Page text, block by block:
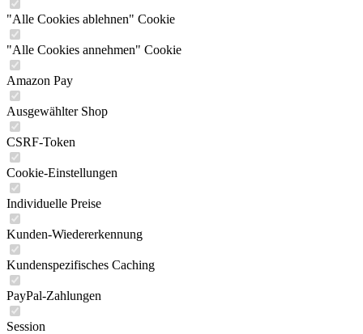
"Alle Cookies ablehnen" Cookie
"Alle Cookies annehmen" Cookie
Amazon Pay
Ausgewählter Shop
CSRF-Token
Cookie-Einstellungen
Individuelle Preise
Kunden-Wiedererkennung
Kundenspezifisches Caching
PayPal-Zahlungen
Session